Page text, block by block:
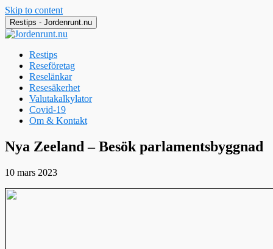
Skip to content
Restips - Jordenrunt.nu
Restips
Reseföretag
Reselänkar
Resesäkerhet
Valutakalkylator
Covid-19
Om & Kontakt
Jordenrunt.nu
Tusen Restips från hela världen
Nya Zeeland – Besök parlamentsbyggnad
10 mars 2023